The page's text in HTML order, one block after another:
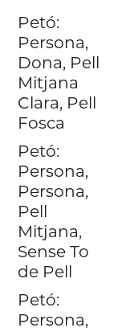
Petó:
Persona,
Dona, Pell
Mitjana
Clara, Pell
Fosca
Petó:
Persona,
Persona,
Pell
Mitjana,
Sense To
de Pell
Petó:
Persona,